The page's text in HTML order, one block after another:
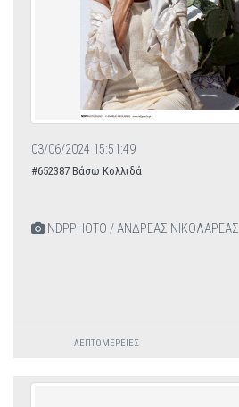
03/06/2024 15:51:49
#652387 Βάσω Κολλιδά
NDPPHOTO / ΑΝΔΡΕΑΣ ΝΙΚΟΛΑΡΕΑΣ
ΛΕΠΤΟΜΈΡΕΙΕΣ